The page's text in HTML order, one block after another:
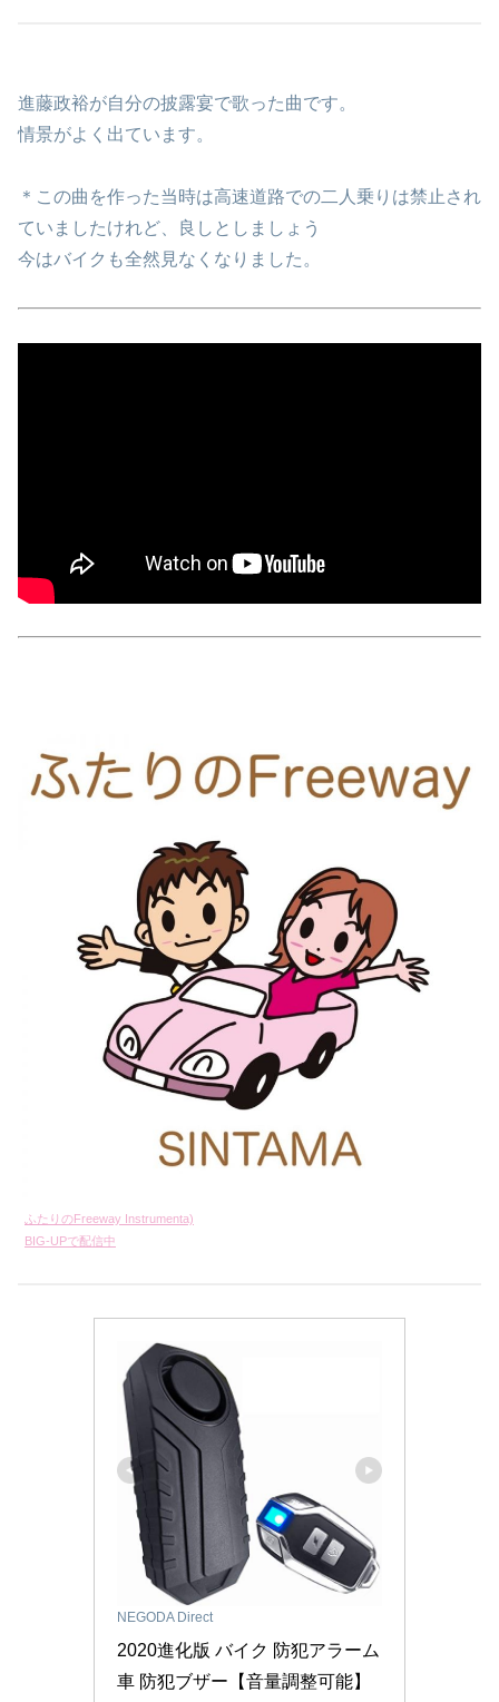
進藤政裕が自分の披露宴で歌った曲です。
情景がよく出ています。
＊この曲を作った当時は高速道路での二人乗りは禁止され
ていましたけれど、良しとしましょう
今はバイクも全然見なくなりました。
ふたりのFreeway Instrumenta)
BIG-UPで配信中
NEGODA Direct
2020進化版 バイク 防犯アラーム
車 防犯ブザー【音量調整可能】